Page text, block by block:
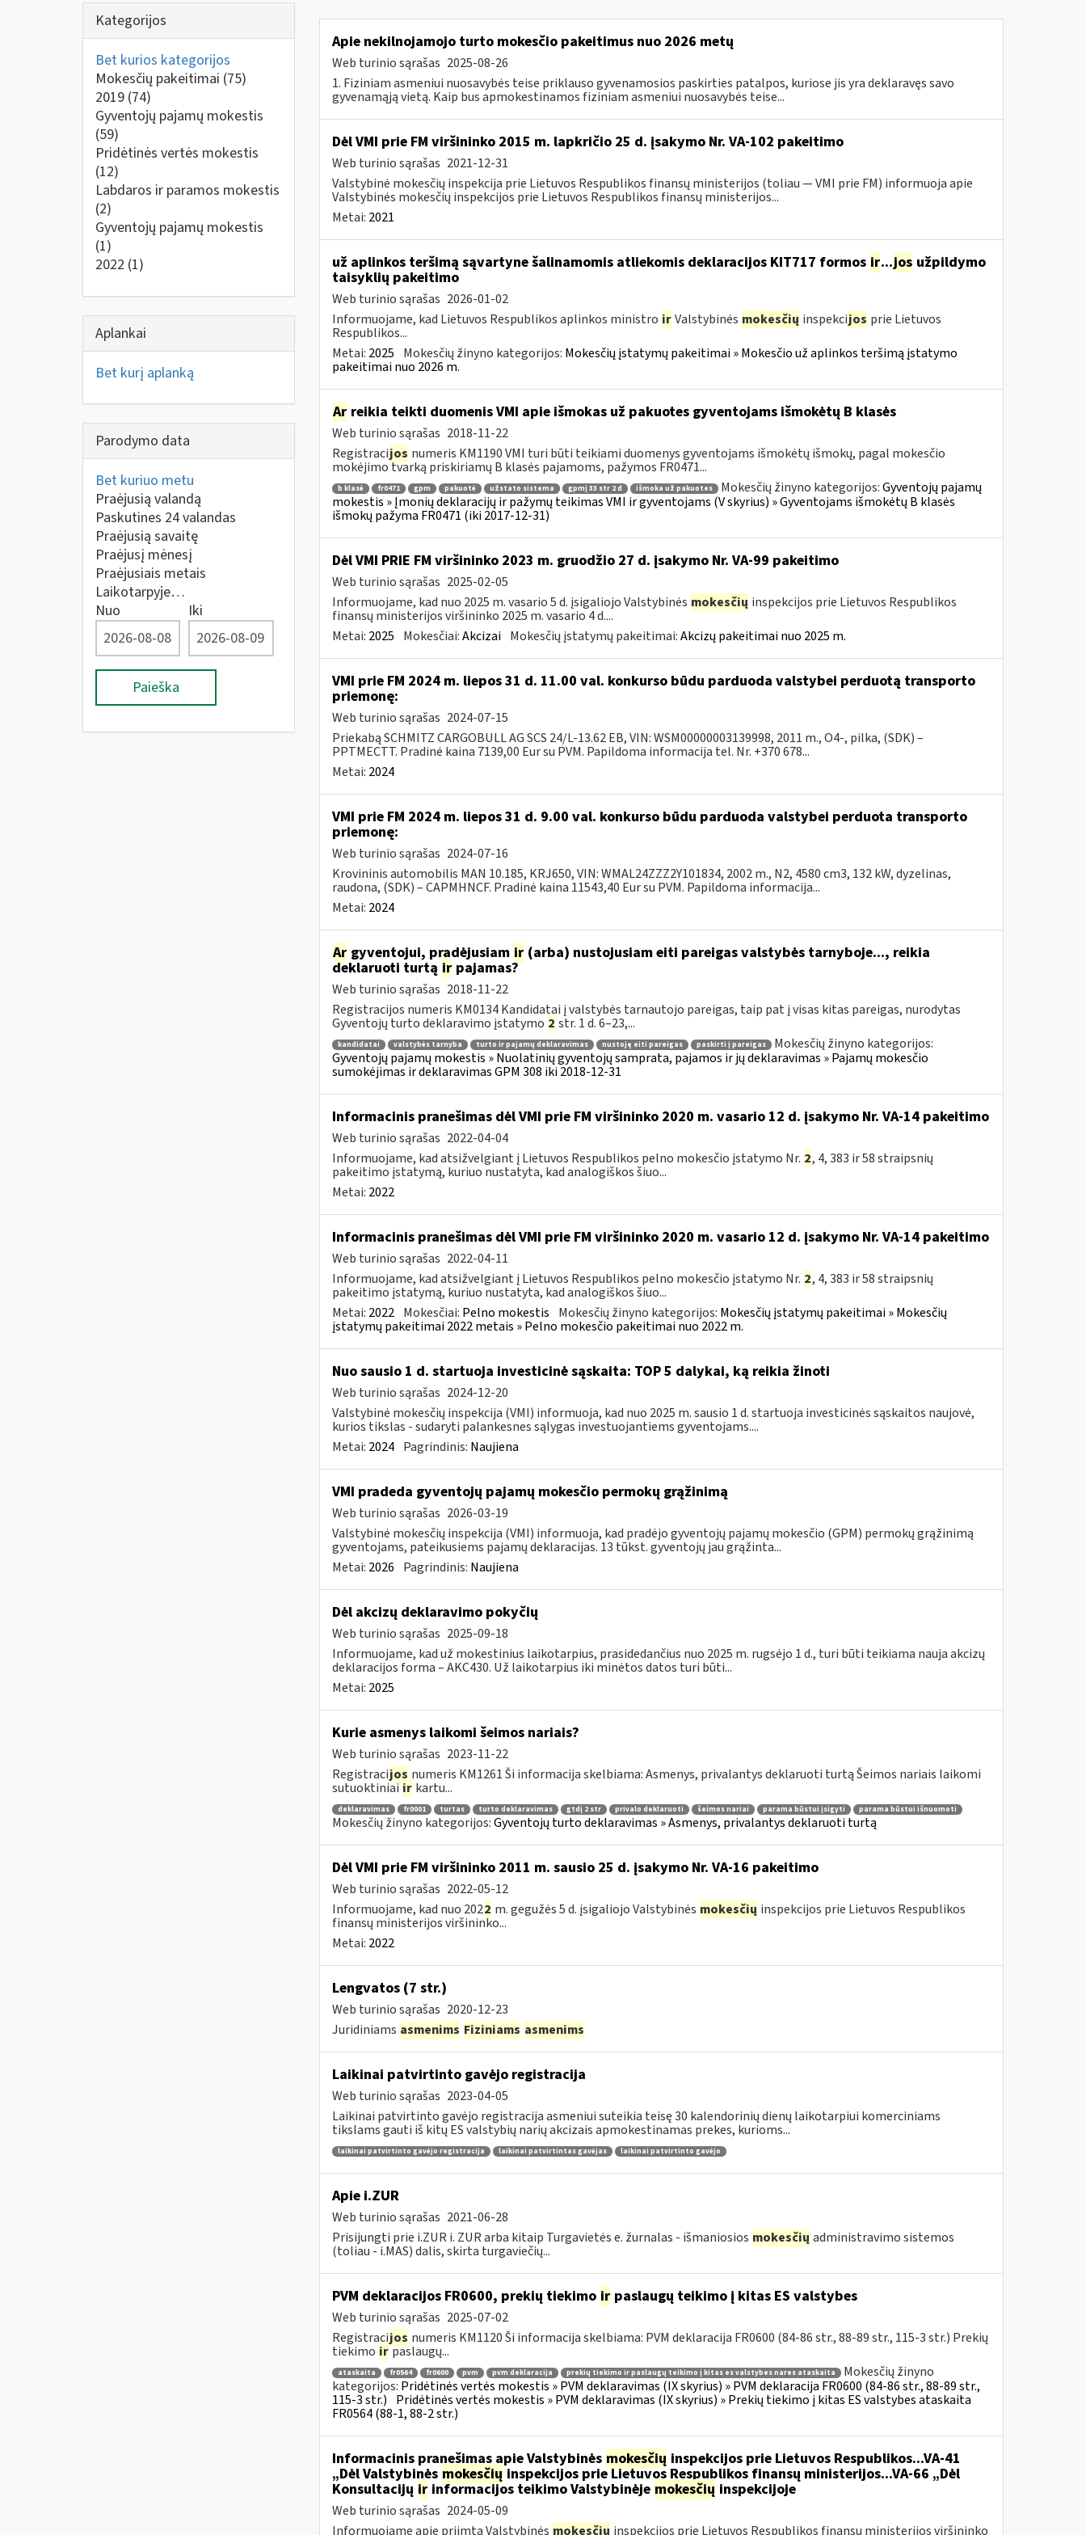
Kategorijos
Bet kurios kategorijos
Mokesčių pakeitimai (75)
2019 (74)
Gyventojų pajamų mokestis
(59)
Pridėtinės vertės mokestis
(12)
Labdaros ir paramos mokestis
(2)
Gyventojų pajamų mokestis
(1)
2022 (1)
Aplankai
Bet kurį aplanką
Parodymo data
Bet kuriuo metu
Praėjusią valandą
Paskutines 24 valandas
Praėjusią savaitę
Praėjusį mėnesį
Praėjusiais metais
Laikotarpyje…
Nuo
Iki
Paieška
Apie nekilnojamojo turto mokesčio pakeitimus nuo 2026 metų
Web turinio sąrašas 2025-08-26
1. Fiziniam asmeniui nuosavybės teise priklauso gyvenamosios paskirties patalpos, kuriose jis yra deklaravęs savo
gyvenamąją vietą. Kaip bus apmokestinamos fiziniam asmeniui nuosavybės teise...
Dėl VMI prie FM viršininko 2015 m. lapkričio 25 d. įsakymo Nr. VA-102 pakeitimo
Web turinio sąrašas 2021-12-31
Valstybinė mokesčių inspekcija prie Lietuvos Respublikos finansų ministerijos (toliau ― VMI prie FM) informuoja apie
Valstybinės mokesčių inspekcijos prie Lietuvos Respublikos finansų ministerijos...
Metai: 2021
už aplinkos teršimą sąvartyne šalinamomis atliekomis deklaracijos KIT717 formos ir...jos užpildymo
taisyklių pakeitimo
Web turinio sąrašas 2026-01-02
Informuojame, kad Lietuvos Respublikos aplinkos ministro ir Valstybinės mokesčių inspekcijos prie Lietuvos
Respublikos...
Metai: 2025 Mokesčių žinyno kategorijos: Mokesčių įstatymų pakeitimai » Mokesčio už aplinkos teršimą įstatymo
pakeitimai nuo 2026 m.
Arreikia teikti duomenis VMI apie išmokas už pakuotes gyventojams išmokėtų B klasės
Web turinio sąrašas 2018-11-22
Registracijos numeris KM1190 VMI turi būti teikiami duomenys gyventojams išmokėtų išmokų, pagal mokesčio
mokėjimo tvarką priskiriamų B klasės pajamoms, pažymos FR0471...
b klasė fr0471 gpm pakuotė užstato sistema gpmį 33 str 2 d išmoka už pakuotes Mokesčių žinyno kategorijos:Gyventojų pajamų
mokestis » Įmonių deklaracijų ir pažymų teikimas VMI ir gyventojams (V skyrius) » Gyventojams išmokėtų B klasės
išmokų pažyma FR0471 (iki 2017-12-31)
Dėl VMI PRIE FM viršininko 2023 m. gruodžio 27 d. įsakymo Nr. VA-99 pakeitimo
Web turinio sąrašas 2025-02-05
Informuojame, kad nuo 2025 m. vasario 5 d. įsigaliojo Valstybinės mokesčių inspekcijos prie Lietuvos Respublikos
finansų ministerijos viršininko 2025 m. vasario 4 d....
Metai: 2025 Mokesčiai:Akcizai Mokesčių įstatymų pakeitimai:Akcizų pakeitimai nuo 2025 m.
VMI prie FM 2024 m. liepos 31 d. 11.00 val. konkurso būdu parduoda valstybei perduotą transporto
priemonę:
Web turinio sąrašas 2024-07-15
Priekabą SCHMITZ CARGOBULL AG SCS 24/L-13.62 EB, VIN: WSM00000003139998, 2011 m., O4-, pilka, (SDK) –
PPTMECTT. Pradinė kaina 7139,00 Eur su PVM. Papildoma informacija tel. Nr. +370 678...
Metai: 2024
VMI prie FM 2024 m. liepos 31 d. 9.00 val. konkurso būdu parduoda valstybei perduota transporto
priemonę:
Web turinio sąrašas 2024-07-16
Krovininis automobilis MAN 10.185, KRJ650, VIN: WMAL24ZZZ2Y101834, 2002 m., N2, 4580 cm3, 132 kW, dyzelinas,
raudona, (SDK) – CAPMHNCF. Pradinė kaina 11543,40 Eur su PVM. Papildoma informacija...
Metai: 2024
Argyventojui, pradėjusiam ir(arba) nustojusiam eiti pareigas valstybės tarnyboje..., reikia
deklaruoti turtą irpajamas?
Web turinio sąrašas 2018-11-22
Registracijos numeris KM0134 Kandidatai į valstybės tarnautojo pareigas, taip pat į visas kitas pareigas, nurodytas
Gyventojų turto deklaravimo įstatymo 2 str. 1 d. 6–23,...
kandidatai valstybės tarnyba turto ir pajamų deklaravimas nustoję eiti pareigas paskirti į pareigas
Mokesčių žinyno kategorijos:
Gyventojų pajamų mokestis » Nuolatinių gyventojų samprata, pajamos ir jų deklaravimas » Pajamų mokesčio
sumokėjimas ir deklaravimas GPM 308 iki 2018-12-31
Informacinis pranešimas dėl VMI prie FM viršininko 2020 m. vasario 12 d. įsakymo Nr. VA-14 pakeitimo
Web turinio sąrašas 2022-04-04
Informuojame, kad atsižvelgiant į Lietuvos Respublikos pelno mokesčio įstatymo Nr. 2, 4, 383 ir 58 straipsnių
pakeitimo įstatymą, kuriuo nustatyta, kad analogiškos šiuo...
Metai: 2022
Informacinis pranešimas dėl VMI prie FM viršininko 2020 m. vasario 12 d. įsakymo Nr. VA-14 pakeitimo
Web turinio sąrašas 2022-04-11
Informuojame, kad atsižvelgiant į Lietuvos Respublikos pelno mokesčio įstatymo Nr. 2, 4, 383 ir 58 straipsnių
pakeitimo įstatymą, kuriuo nustatyta, kad analogiškos šiuo...
Metai: 2022 Mokesčiai: Pelno mokestis Mokesčių žinyno kategorijos: Mokesčių įstatymų pakeitimai » Mokesčių
įstatymų pakeitimai 2022 metais » Pelno mokesčio pakeitimai nuo 2022 m.
Nuo sausio 1 d. startuoja investicinė sąskaita: TOP 5 dalykai, ką reikia žinoti
Web turinio sąrašas 2024-12-20
Valstybinė mokesčių inspekcija (VMI) informuoja, kad nuo 2025 m. sausio 1 d. startuoja investicinės sąskaitos naujovė,
kurios tikslas - sudaryti palankesnes sąlygas investuojantiems gyventojams....
Metai: 2024 Pagrindinis: Naujiena
VMI pradeda gyventojų pajamų mokesčio permokų grąžinimą
Web turinio sąrašas 2026-03-19
Valstybinė mokesčių inspekcija (VMI) informuoja, kad pradėjo gyventojų pajamų mokesčio (GPM) permokų grąžinimą
gyventojams, pateikusiems pajamų deklaracijas. 13 tūkst. gyventojų jau grąžinta...
Metai: 2026 Pagrindinis: Naujiena
​​​​​​​Dėl akcizų deklaravimo pokyčių
Web turinio sąrašas 2025-09-18
Informuojame, kad už mokestinius laikotarpius, prasidedančius nuo 2025 m. rugsėjo 1 d., turi būti teikiama nauja akcizų
deklaracijos forma – AKC430. Už laikotarpius iki minėtos datos turi būti...
Metai: 2025
Kurie asmenys laikomi šeimos nariais?
Web turinio sąrašas 2023-11-22
Registracijos numeris KM1261 Ši informacija skelbiama: Asmenys, privalantys deklaruoti turtą Šeimos nariais laikomi
sutuoktiniaiir kartu...
deklaravimas fr0001 turtas turto deklaravimas gtdį 2 str privalo deklaruoti šeimos nariai parama būstui įsigyti parama būstui išnuomoti
Mokesčių žinyno kategorijos:Gyventojų turto deklaravimas » Asmenys, privalantys deklaruoti turtą
Dėl VMI prie FM viršininko 2011 m. sausio 25 d. įsakymo Nr. VA-16 pakeitimo
Web turinio sąrašas 2022-05-12
Informuojame, kad nuo 2022 m. gegužės 5 d. įsigaliojo Valstybinės mokesčių inspekcijos prie Lietuvos Respublikos
finansų ministerijos viršininko...
Metai: 2022
Lengvatos (7 str.)
Web turinio sąrašas 2020-12-23
Juridiniams asmenims Fiziniams asmenims
Laikinai patvirtinto gavėjo registracija
Web turinio sąrašas 2023-04-05
Laikinai patvirtinto gavėjo registracija asmeniui suteikia teisę 30 kalendorinių dienų laikotarpiui komerciniams
tikslams gauti iš kitų ES valstybių narių akcizais apmokestinamas prekes, kurioms...
laikinai patvirtinto gavėjo registracija laikinai patvirtintas gavėjas laikinai patvirtinto gavėjo
Apie i.ZUR
Web turinio sąrašas 2021-06-28
Prisijungti prie i.ZUR i. ZUR arba kitaip Turgavietės e. žurnalas - išmaniosios mokesčių administravimo sistemos
(toliau - i.MAS) dalis, skirta turgaviečių...
PVM deklaracijos FR0600, prekių tiekimo irpaslaugų teikimo į kitas ES valstybes
Web turinio sąrašas 2025-07-02
Registracijos numeris KM1120 Ši informacija skelbiama: PVM deklaracija FR0600 (84-86 str., 88-89 str., 115-3 str.) Prekių
tiekimo irpaslaugų...
ataskaita fr0564 fr0600 pvm pvm deklaracija prekių tiekimo ir paslaugų teikimo į kitas es valstybes nares ataskaita
Mokesčių žinyno
kategorijos: Pridėtinės vertės mokestis » PVM deklaravimas (IX skyrius) » PVM deklaracija FR0600 (84-86 str., 88-89 str.,
115-3 str.) Pridėtinės vertės mokestis » PVM deklaravimas (IX skyrius) » Prekių tiekimo į kitas ES valstybes ataskaita
FR0564 (88-1, 88-2 str.)
Informacinis pranešimas apie Valstybinės mokesčių inspekcijos prie Lietuvos Respublikos...VA-41
„Dėl Valstybinės mokesčių inspekcijos prie Lietuvos Respublikos finansų ministerijos...VA-66 „Dėl
Konsultacijų irinformacijos teikimo Valstybinėje mokesčių inspekcijoje
Web turinio sąrašas 2024-05-09
Informuojame apie priimtą Valstybinės mokesčių inspekcijos prie Lietuvos Respublikos finansų ministerijos viršininko